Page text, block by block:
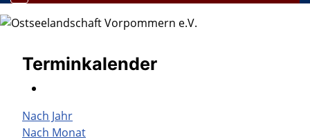
Terminkalender
Nach Jahr
Nach Monat